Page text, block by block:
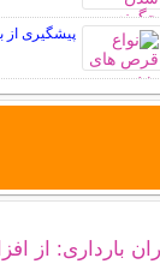
پیشگیری از
بارداری: از